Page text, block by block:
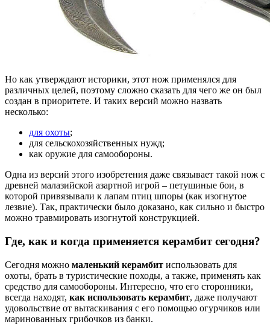
Но как утверждают историки, этот нож применялся для
различных целей, поэтому сложно сказать для чего же он был
создан в приоритете. И таких версий можно назвать
несколько:
для охоты;
для сельскохозяйственных нужд;
как оружие для самообороны.
Одна из версий этого изобретения даже связывает такой нож с
древней малазийской азартной игрой – петушиные бои, в
которой привязывали к лапам птиц шпоры (как изогнутое
лезвие). Так, практически было доказано, как сильно и быстро
можно травмировать изогнутой конструкцией.
Где, как и когда применяется керамбит сегодня?
Сегодня можно маленький керамбит использовать для
охоты, брать в туристические походы, а также, применять как
средство для самообороны. Интересно, что его сторонники,
всегда находят, как использовать керамбит, даже получают
удовольствие от вытаскивания с его помощью огурчиков или
маринованных грибочков из банки.